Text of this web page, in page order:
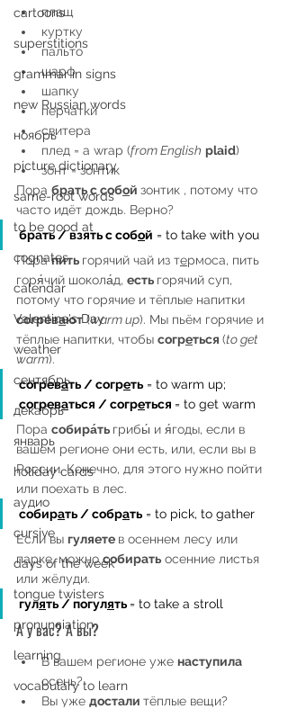
cartoons
superstitions
grammar in signs
new Russian words
ноябрь
picture dictionary
same-root words
to be good at
cognates
calendar
Valentine's Day
weather
сентябрь
декабрь
январь
holiday cards
аудио
cursive
days of the week
tongue twisters
pronunciation
learning
vocabulary to learn
плащ
куртку
пальто
шарф
шапку
перчатки
свитера
плед = a wrap (from English plaid)
зонт = зонтик
Пора брать с собой зонтик , потому что
часто идёт дождь. Верно?
брать / взять с собой = to take with you
Пора пить горячий чай из термоса, пить
горя́чий шокола́д, есть горячий суп,
потому что горячие и тёплые напитки
согревают (warm up). Мы пьём горячие и
тёплые напитки, чтобы согреться (to get
warm).
согревать / согреть = to warm up;
согреваться / согреться = to get warm
Пора собира́ть грибы́ и я́годы, если в
вашем регионе они есть, или, если вы в
России. Конечно, для этого нужно пойти
или поехать в лес.
собирать / собрать = to pick, to gather
Если вы гуляете в осеннем лесу или
парке, можно собирать осенние листья
или жёлуди.
гулять / погулять = to take a stroll
А у вас? А вы?
В вашем регионе уже наступила
осень?
Вы уже достали тёплые вещи?